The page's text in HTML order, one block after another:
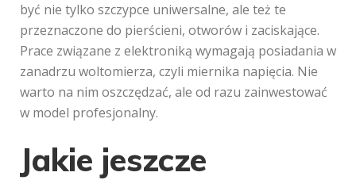
być nie tylko szczypce uniwersalne, ale też te
przeznaczone do pierścieni, otworów i zaciskające.
Prace związane z elektroniką wymagają posiadania w
zanadrzu woltomierza, czyli miernika napięcia. Nie
warto na nim oszczędzać, ale od razu zainwestować
w model profesjonalny.
Jakie jeszcze